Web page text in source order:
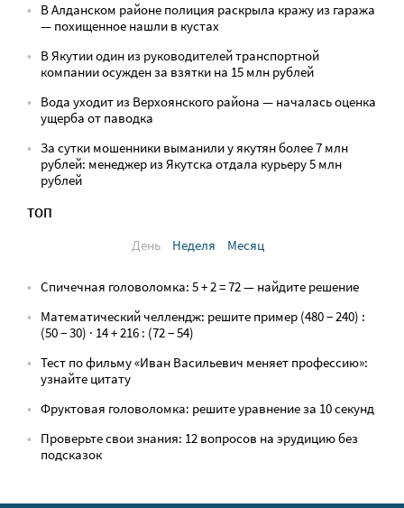
В Алданском районе полиция раскрыла кражу из гаража
— похищенное нашли в кустах
В Якутии один из руководителей транспортной
компании осужден за взятки на 15 млн рублей
Вода уходит из Верхоянского района — началась оценка
ущерба от паводка
За сутки мошенники выманили у якутян более 7 млн
рублей: менеджер из Якутска отдала курьеру 5 млн
рублей
ТОП
День
Неделя Месяц
Спичечная головоломка: 5 + 2 = 72 — найдите решение
Математический челлендж: решите пример (480 − 240) :
(50 − 30) · 14 + 216 : (72 − 54)
Тест по фильму «Иван Васильевич меняет профессию»:
узнайте цитату
Фруктовая головоломка: решите уравнение за 10 секунд
Проверьте свои знания: 12 вопросов на эрудицию без
подсказок